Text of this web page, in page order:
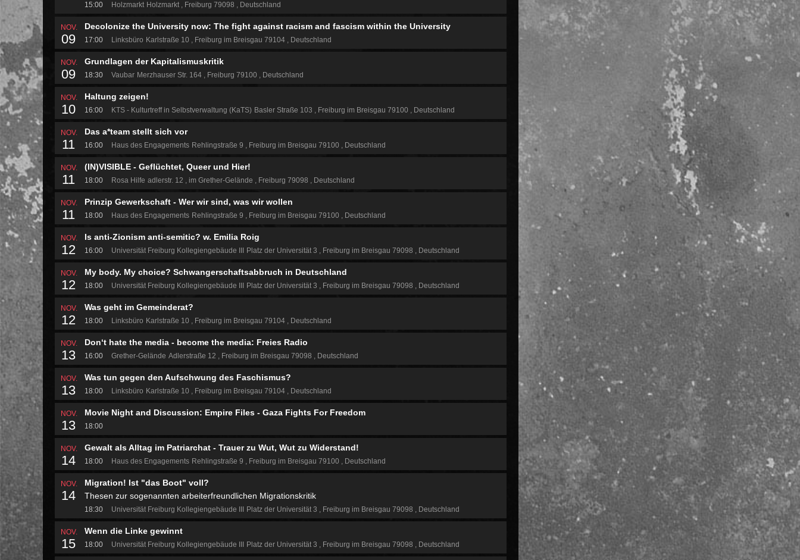
15:00 Holzmarkt Holzmarkt Freiburg 79098 Deutschland
NOV.
09
Decolonize the University now: The fight against racism and fascism within the University
17:00 Linksbüro Karlstraße 10 Freiburg im Breisgau 79104 Deutschland
NOV.
09
Grundlagen der Kapitalismuskritik
18:30 Vaubar Merzhauser Str. 164 Freiburg 79100 Deutschland
NOV.
10
Haltung zeigen!
16:00 KTS - Kulturtreff in Selbstverwaltung (KaTS) Basler Straße 103 Freiburg im Breisgau 79100 Deutschland
NOV.
11
Das a*team stellt sich vor
16:00 Haus des Engagements Rehlingstraße 9 Freiburg im Breisgau 79100 Deutschland
NOV.
11
(IN)VISIBLE - Geflüchtet, Queer und Hier!
18:00 Rosa Hilfe adlerstr. 12 im Grether-Gelände Freiburg 79098 Deutschland
NOV.
11
Prinzip Gewerkschaft - Wer wir sind, was wir wollen
18:00 Haus des Engagements Rehlingstraße 9 Freiburg im Breisgau 79100 Deutschland
NOV.
12
Is anti-Zionism anti-semitic? w. Emilia Roig
16:00 Universität Freiburg Kollegiengebäude III Platz der Universität 3 Freiburg im Breisgau 79098 Deutschland
NOV.
12
My body. My choice? Schwangerschaftsabbruch in Deutschland
18:00 Universität Freiburg Kollegiengebäude III Platz der Universität 3 Freiburg im Breisgau 79098 Deutschland
NOV.
12
Was geht im Gemeinderat?
18:00 Linksbüro Karlstraße 10 Freiburg im Breisgau 79104 Deutschland
NOV.
13
Don‘t hate the media - become the media: Freies Radio
16:00 Grether-Gelände Adlerstraße 12 Freiburg im Breisgau 79098 Deutschland
NOV.
13
Was tun gegen den Aufschwung des Faschismus?
18:00 Linksbüro Karlstraße 10 Freiburg im Breisgau 79104 Deutschland
NOV.
13
Movie Night and Discussion: Empire Files - Gaza Fights For Freedom
18:00
NOV.
14
Gewalt als Alltag im Patriarchat - Trauer zu Wut, Wut zu Widerstand!
18:00 Haus des Engagements Rehlingstraße 9 Freiburg im Breisgau 79100 Deutschland
NOV.
14
Migration! Ist "das Boot" voll?
Thesen zur sogenannten arbeiterfreundlichen Migrationskritik
18:30 Universität Freiburg Kollegiengebäude III Platz der Universität 3 Freiburg im Breisgau 79098 Deutschland
NOV.
15
Wenn die Linke gewinnt
18:00 Universität Freiburg Kollegiengebäude III Platz der Universität 3 Freiburg im Breisgau 79098 Deutschland